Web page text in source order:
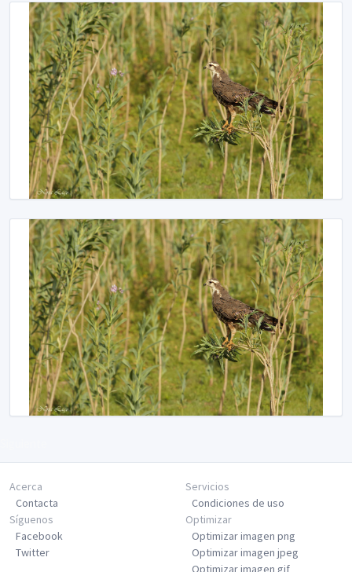
Acerca
Contacta
Servicios
Condiciones de uso
Síguenos
Facebook
Twitter
Optimizar
Optimizar imagen png
Optimizar imagen jpeg
Optimizar imagen gif